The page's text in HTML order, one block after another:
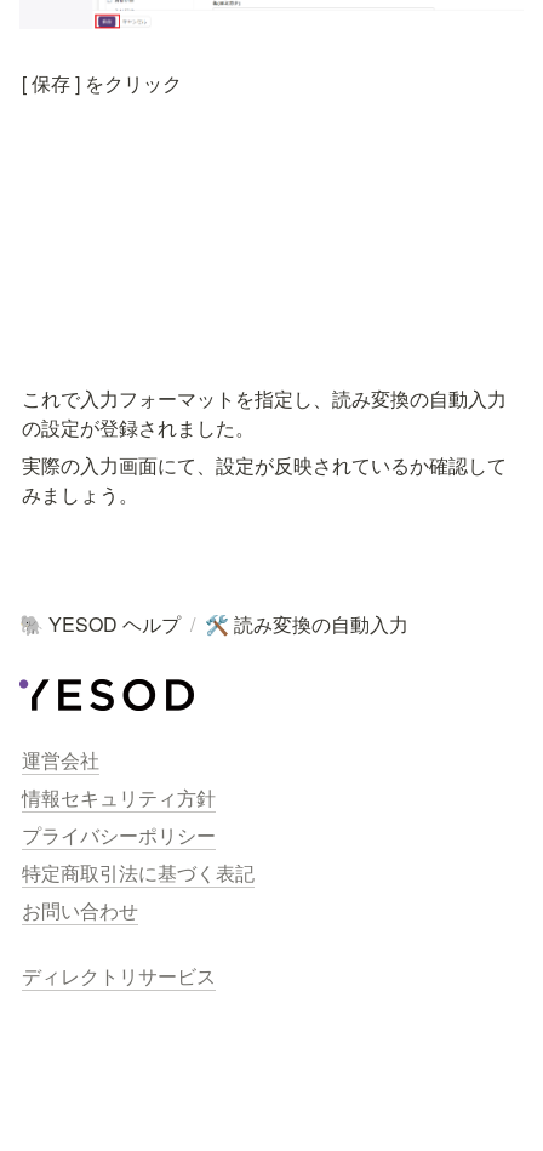
[ 保存 ] をクリック
これで入力フォーマットを指定し、読み変換の自動入力
の設定が登録されました。
実際の入力画面にて、設定が反映されているか確認して
みましょう。
🐘 YESOD ヘルプ / 🛠 読み変換の自動入力
運営会社
情報セキュリティ方針
プライバシーポリシー
特定商取引法に基づく表記
お問い合わせ
ディレクトリサービス